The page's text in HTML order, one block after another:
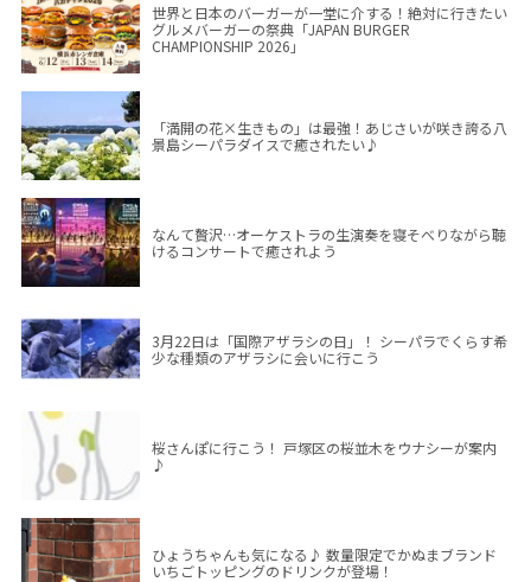
世界と日本のバーガーが一堂に介する！絶対に行きたい
グルメバーガーの祭典「JAPAN BURGER
CHAMPIONSHIP 2026」
「満開の花×生きもの」は最強！あじさいが咲き誇る八
景島シーパラダイスで癒されたい♪
なんて贅沢…オーケストラの生演奏を寝そべりながら聴
けるコンサートで癒されよう
3月22日は「国際アザラシの日」！ シーパラでくらす希
少な種類のアザラシに会いに行こう
桜さんぽに行こう！ 戸塚区の桜並木をウナシーが案内
♪
ひょうちゃんも気になる♪ 数量限定でかぬまブランド
いちごトッピングのドリンクが登場！